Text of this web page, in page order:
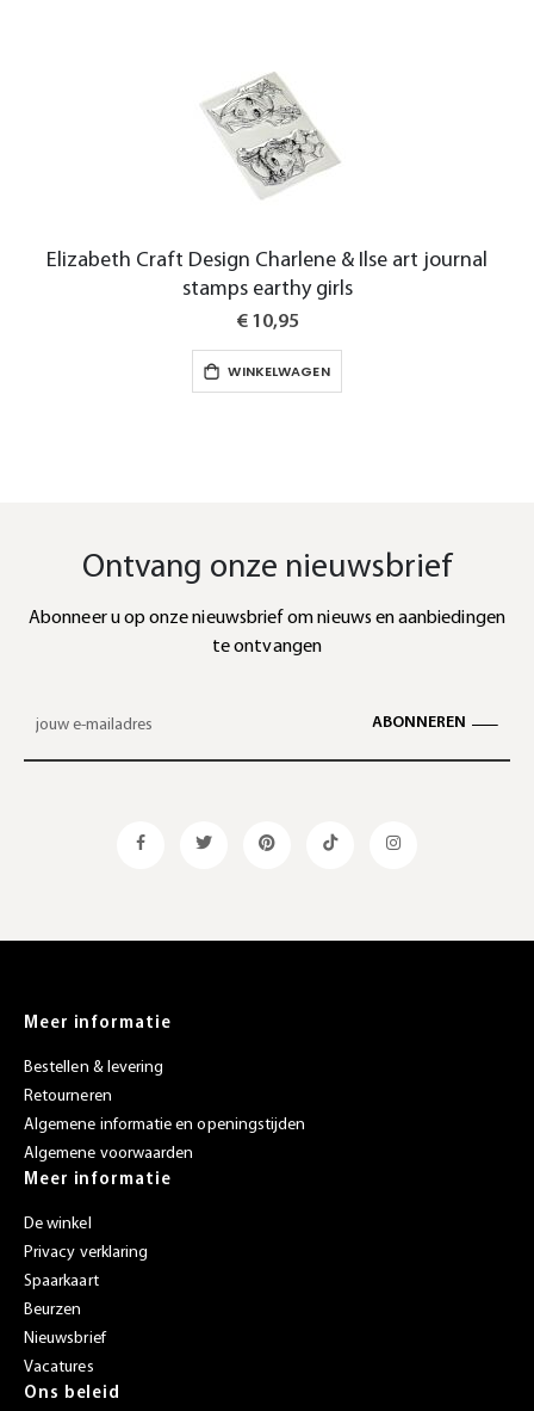
Elizabeth Craft Design Charlene & Ilse art journal
stamps earthy girls
€ 10,95
WINKELWAGEN
Ontvang onze nieuwsbrief
Abonneer u op onze nieuwsbrief om nieuws en aanbiedingen
te ontvangen
ABONNEREN
Meer informatie
Bestellen & levering
Retourneren
Algemene informatie en openingstijden
Algemene voorwaarden
Meer informatie
De winkel
Privacy verklaring
Spaarkaart
Beurzen
Nieuwsbrief
Vacatures
Ons beleid